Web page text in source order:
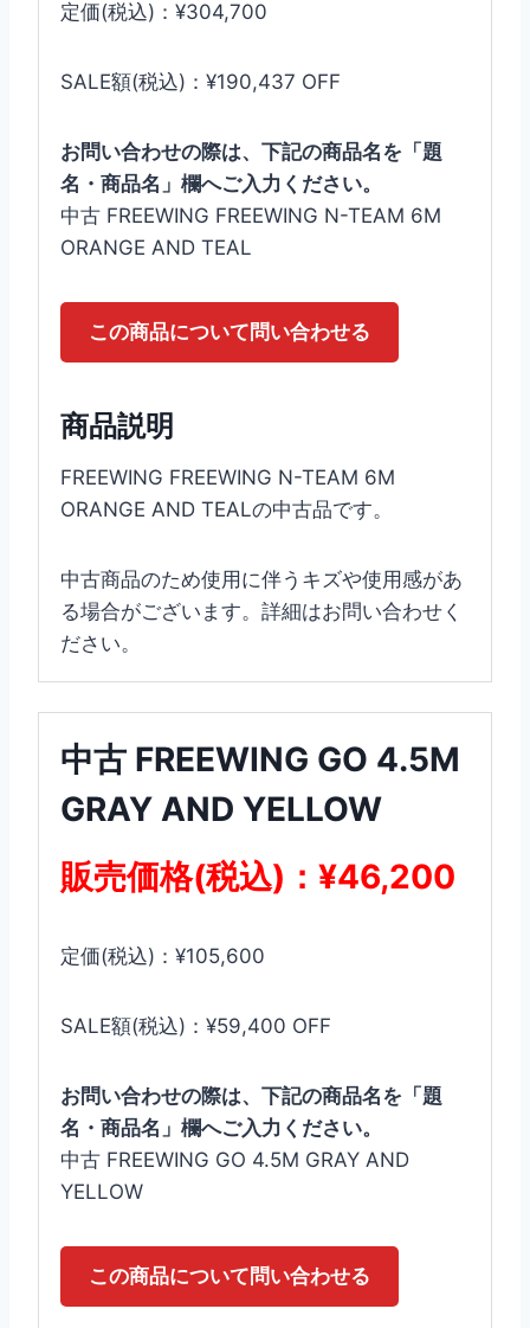
定価(税込)：¥304,700
SALE額(税込)：¥190,437 OFF
お問い合わせの際は、下記の商品名を「題
名・商品名」欄へご入力ください。
中古 FREEWING FREEWING N-TEAM 6M
ORANGE AND TEAL
この商品について問い合わせる
商品説明
FREEWING FREEWING N-TEAM 6M
ORANGE AND TEALの中古品です。
中古商品のため使用に伴うキズや使用感があ
る場合がございます。詳細はお問い合わせく
ださい。
中古 FREEWING GO 4.5M
GRAY AND YELLOW
販売価格(税込)：¥46,200
定価(税込)：¥105,600
SALE額(税込)：¥59,400 OFF
お問い合わせの際は、下記の商品名を「題
名・商品名」欄へご入力ください。
中古 FREEWING GO 4.5M GRAY AND
YELLOW
この商品について問い合わせる